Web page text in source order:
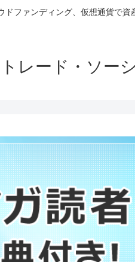
ファンディング、仮想通貨で
レード・ソー